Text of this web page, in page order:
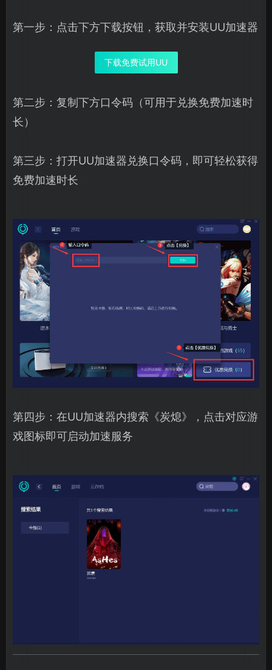
第一步：点击下方下载按钮，获取并安装UU加速器
下载免费试用UU
第二步：复制下方口令码（可用于兑换免费加速时
长）
第三步：打开UU加速器兑换口令码，即可轻松获得
免费加速时长
第四步：在UU加速器内搜索《炭熄》，点击对应游
戏图标即可启动加速服务